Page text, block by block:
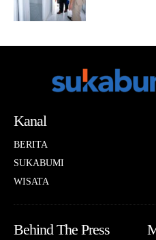
Kanal
BERITA
SUKABUMI
WISATA
Behind The Press